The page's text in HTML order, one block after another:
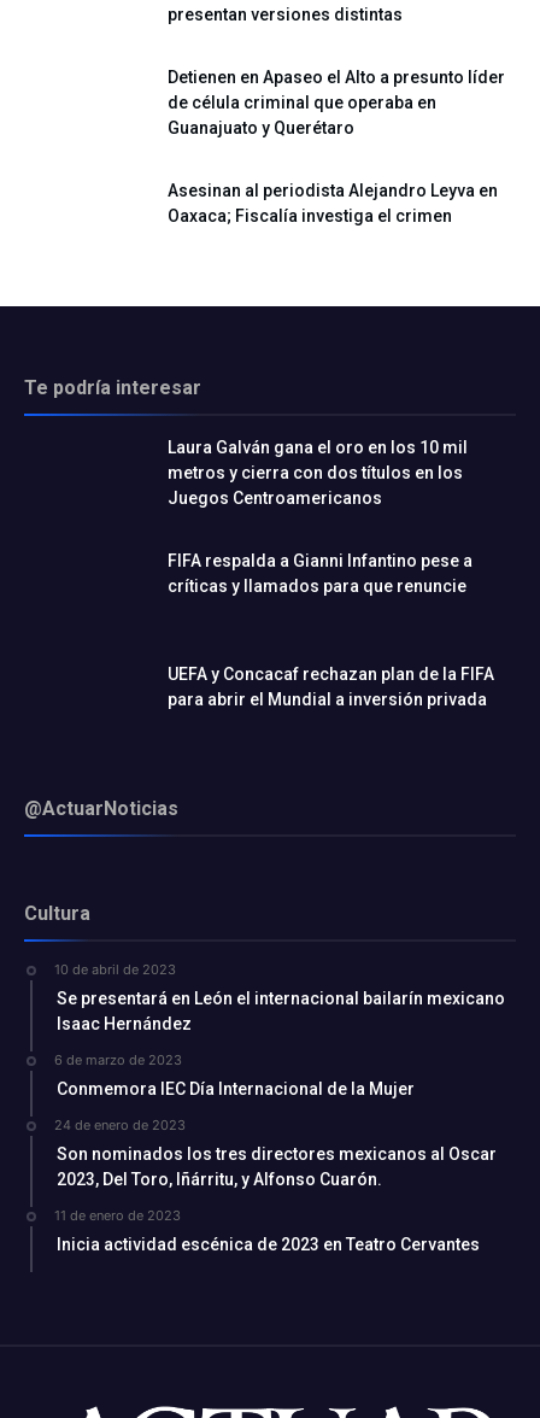
presentan versiones distintas
Detienen en Apaseo el Alto a presunto líder
de célula criminal que operaba en
Guanajuato y Querétaro
Asesinan al periodista Alejandro Leyva en
Oaxaca; Fiscalía investiga el crimen
Te podría interesar
Laura Galván gana el oro en los 10 mil
metros y cierra con dos títulos en los
Juegos Centroamericanos
FIFA respalda a Gianni Infantino pese a
críticas y llamados para que renuncie
UEFA y Concacaf rechazan plan de la FIFA
para abrir el Mundial a inversión privada
@ActuarNoticias
Cultura
10 de abril de 2023
Se presentará en León el internacional bailarín mexicano
Isaac Hernández
6 de marzo de 2023
Conmemora IEC Día Internacional de la Mujer
24 de enero de 2023
Son nominados los tres directores mexicanos al Oscar
2023, Del Toro, Iñárritu, y Alfonso Cuarón.
11 de enero de 2023
Inicia actividad escénica de 2023 en Teatro Cervantes